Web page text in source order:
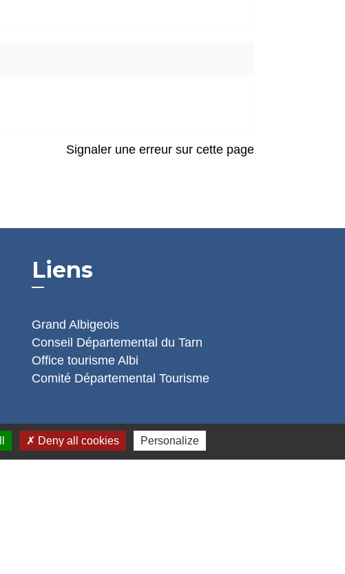
Signaler une erreur sur cette page
Liens
Grand Albigeois
Conseil Départemental du Tarn
Office tourisme Albi
Comité Départemental Tourisme
Deny all cookies Personalize